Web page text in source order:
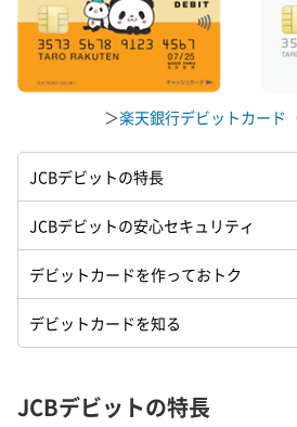
＞楽天銀行デビットカード
JCBデビットの特長
JCBデビットの安心セキュリティ
デビットカードを作っておトク
デビットカードを知る
JCBデビットの特長